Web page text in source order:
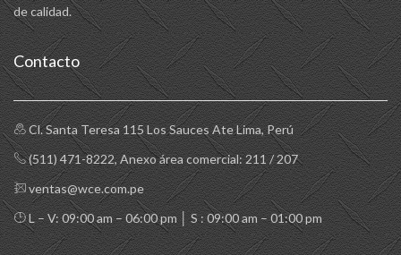
de calidad.
Contacto
Cl. Santa Teresa 115 Los Sauces Ate Lima, Perú
(511) 471-8222, Anexo área comercial: 211 / 207
ventas@wce.com.pe
L – V: 09:00 am – 06:00 pm │ S : 09:00 am – 01:00 pm